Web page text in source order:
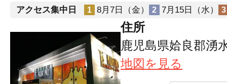
アクセス集中日 1 8月7日（金） 2 7月15日（水） 3
住所
鹿児島県姶良郡湧
地図を見る